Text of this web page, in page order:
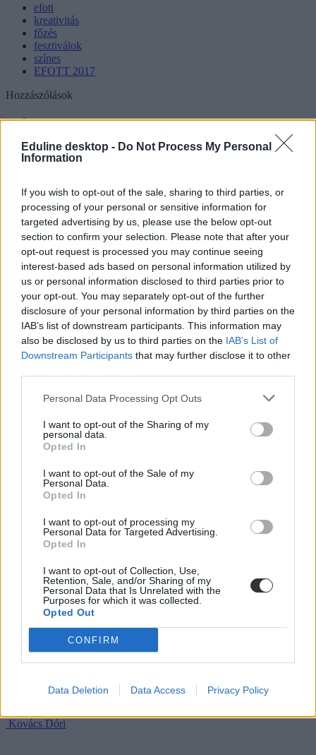
Eduline desktop - Do Not Process My Personal
Information
If you wish to opt-out of the sale, sharing to third parties, or
processing of your personal or sensitive information for
targeted advertising by us, please use the below opt-out
section to confirm your selection. Please note that after your
opt-out request is processed you may continue seeing
interest-based ads based on personal information utilized by
us or personal information disclosed to third parties prior to
your opt-out. You may separately opt-out of the further
disclosure of your personal information by third parties on the
IAB’s list of downstream participants. This information may
also be disclosed by us to third parties on the IAB’s List of
Downstream Participants that may further disclose it to other
Personal Data Processing Opt Outs
I want to opt-out of the Sharing of my
personal data.
Opted In
I want to opt-out of the Sale of my
Personal Data.
Opted In
I want to opt-out of processing my
Personal Data for Targeted Advertising.
Opted In
I want to opt-out of Collection, Use,
Retention, Sale, and/or Sharing of my
Personal Data that Is Unrelated with the
Purposes for which it was collected.
Opted Out
CONFIRM
Data Deletion Data Access Privacy Policy
efott
kreativitás
főzés
fesztiválok
színes
EFOTT 2017
Hozzászólások
Több mint kétszer annyi diák jutott be a
felsőoktatásba, mint ahány kollégiumi férőhely
összesen van
Nemcsak abban vannak jelentős különbségek az egyetemek között,
hogy hány kollégiumi férőhely jut a hallgatókra, a térítési díj összege
sem egységes. Míg a BME-n 100 újonnan felvett egyetemistára 76
férőhely jut, a BGE-n mindössze 16, a legolcsóbb havi kollégiumi
díjak pedig 9300 és 25 500 forint között mozognak a vizsgált
intézményekben. Megnéztük, hol mekkora a kollégiumi kapacitás,
mennyit kell fizetni, és mi alapján dől el, hogy ki költözhet be.
Felsőoktatás
Szöllősi Anna
Dolgoznának az egyetem mellett, mégsem
vállalhatnak diákmunkát – több mint százezer
levelezős hallgatót érinthet a szabály
„Szinte bárhol voltam állásinterjún, mikor megtudták, hogy levelező
tagozatos hallgató vagyok, egyből húzni kezdték a szájukat” –
számolt be tapasztalatairól az Eduline-nak egy egyetemista. Példája
azonban korántsem egyedi: több levelezős hallgató számolt be
hasonló nehézségekről.
Campus life
Kovács Dóri
Eltörölnék a 45 perces iskola-előkészítőt, újra az
óvodák dönthetnének az iskolaérettségről
Megszűnhet a 45 perces iskola-előkészítő foglalkozás, újra az
óvodák dönthetnének az iskolaérettségről, és az oviKRÉTA is
átalakulhat. Többek között ezeket a változtatásokat javasolta az
Óvodapedagógiai Egyesület.
Kovács Dóri